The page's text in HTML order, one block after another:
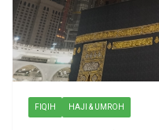
FIQIH HAJI & UMROH